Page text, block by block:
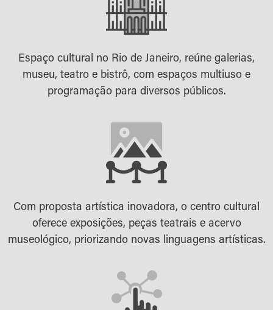
Espaço cultural no Rio de Janeiro, reúne galerias,
museu, teatro e bistrô, com espaços multiuso e
programação para diversos públicos.
Com proposta artística inovadora, o centro cultural
oferece exposições, peças teatrais e acervo
museológico, priorizando novas linguagens artísticas.